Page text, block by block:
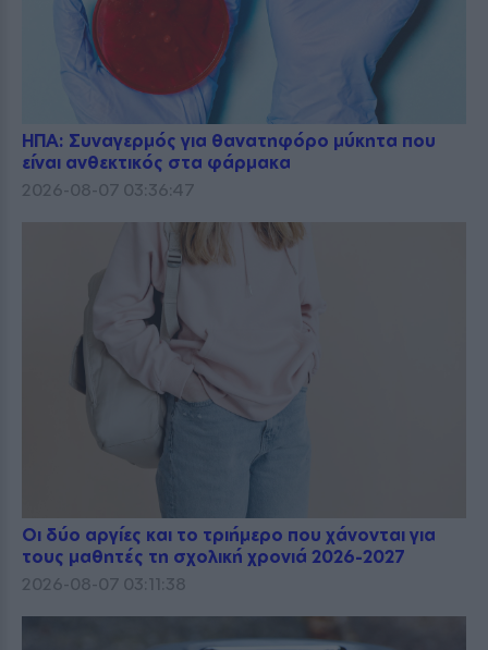
ΗΠΑ: Συναγερμός για θανατηφόρο μύκητα που
είναι ανθεκτικός στα φάρμακα
2026-08-07 03:36:47
Οι δύο αργίες και το τριήμερο που χάνονται για
τους μαθητές τη σχολική χρονιά 2026-2027
2026-08-07 03:11:38